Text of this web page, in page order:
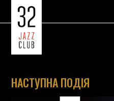
НАСТУПНА ПОДІЯ